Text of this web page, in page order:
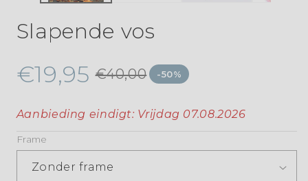
Slapende vos
€19,95 €40,00 -50%
Aanbieding eindigt: Vrijdag 07.08.2026
Frame